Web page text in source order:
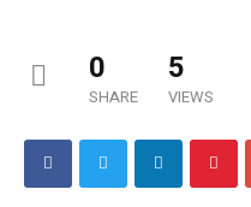
0
SHARE
5
VIEWS